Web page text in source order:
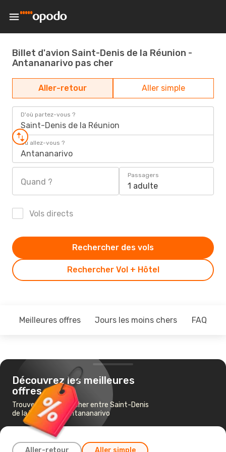
Billet d'avion Saint-Denis de la Réunion -
Antananarivo pas cher
Aller-retour Aller simple
D'où partez-vous ?
Saint-Denis de la Réunion
Où allez-vous ?
Antananarivo
Quand ?
Passagers
1 adulte
Vols directs
Rechercher Vol + Hôtel
Rechercher des vols
Meilleures offres Jours les moins chers FAQ
Découvrez les meilleures
offres
Trouvez un vol pas cher entre Saint-Denis
de la Réunion et Antananarivo
Aller-retour Aller simple